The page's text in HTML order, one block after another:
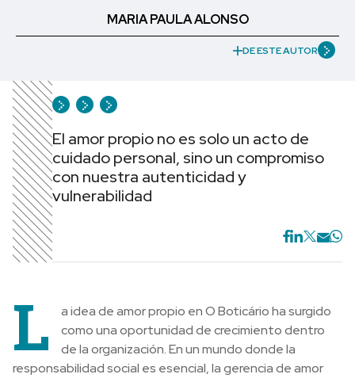
MARIA PAULA ALONSO
DE ESTE AUTOR
El amor propio no es solo un acto de
cuidado personal, sino un compromiso
con nuestra autenticidad y
vulnerabilidad
L
a idea de amor propio en O Boticário ha surgido
como una oportunidad de crecimiento dentro
de la organización. En un mundo donde la
responsabilidad social es esencial, la gerencia de amor